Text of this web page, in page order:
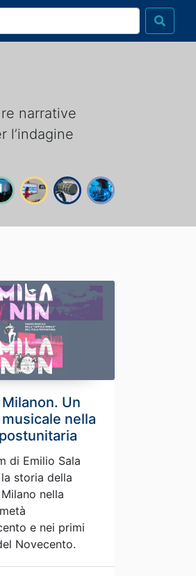
narrative
l’indagine
Un
nella
di Emilio Sala
storia della
nella
e nei primi
Novecento.